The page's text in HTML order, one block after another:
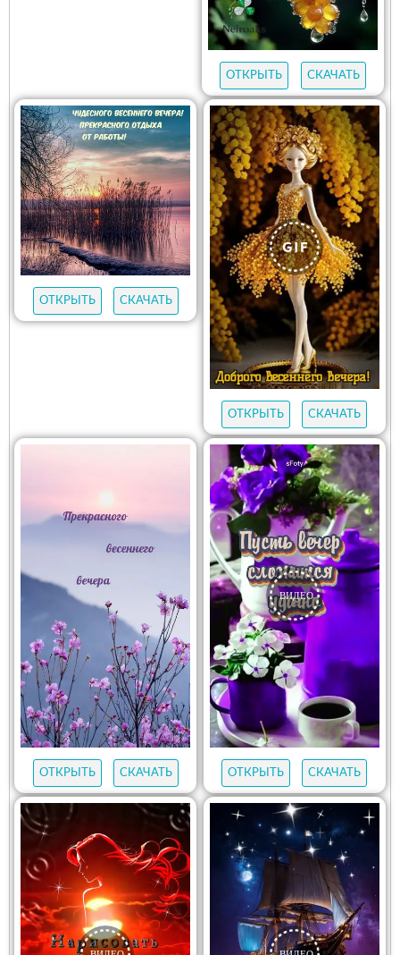
ОТКРЫТЬ СКАЧАТЬ
ОТКРЫТЬ СКАЧАТЬ
ОТКРЫТЬ СКАЧАТЬ
ОТКРЫТЬ СКАЧАТЬ ОТКРЫТЬ СКАЧАТЬ